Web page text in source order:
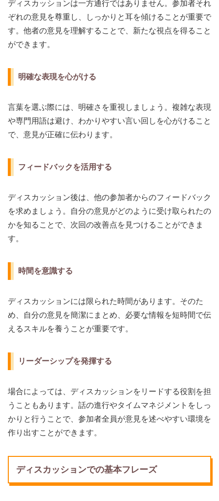
ディスカッションは一方通行ではありません。参加者それ
ぞれの意見を尊重し、しっかりと耳を傾けることが重要で
す。他者の意見を理解することで、新たな視点を得ること
ができます。
明確な表現を心がける
言葉を選ぶ際には、明確さを重視しましょう。複雑な表現
や専門用語は避け、わかりやすい言い回しを心がけること
で、意見が正確に伝わります。
フィードバックを活用する
ディスカッション後は、他の参加者からのフィードバック
を求めましょう。自分の意見がどのように受け取られたの
かを知ることで、次回の改善点を見つけることができま
す。
時間を意識する
ディスカッションには限られた時間があります。そのた
め、自分の意見を簡潔にまとめ、必要な情報を短時間で伝
えるスキルを養うことが重要です。
リーダーシップを発揮する
場合によっては、ディスカッションをリードする役割を担
うこともあります。話の進行やタイムマネジメントをしっ
かりと行うことで、参加者全員が意見を述べやすい環境を
作り出すことができます。
ディスカッションでの基本フレーズ